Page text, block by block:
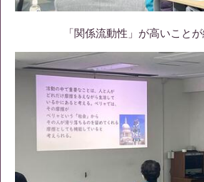
「関係流動性」が高いこと